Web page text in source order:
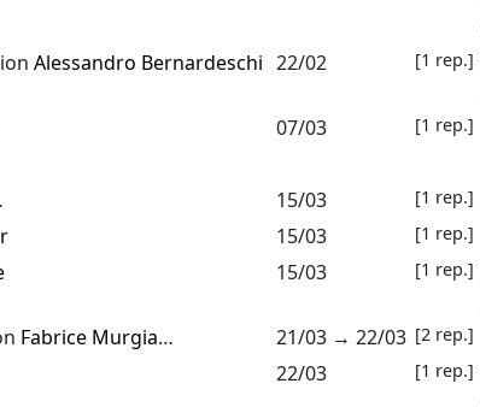
Alessandro Bernardeschi 22/02 [1 rep.]
07/03 [1 rep.]
15/03 [1 rep.]
15/03 [1 rep.]
15/03 [1 rep.]
Fabrice Murgia… 21/03→ 22/03 [2 rep.]
22/03 [1 rep.]